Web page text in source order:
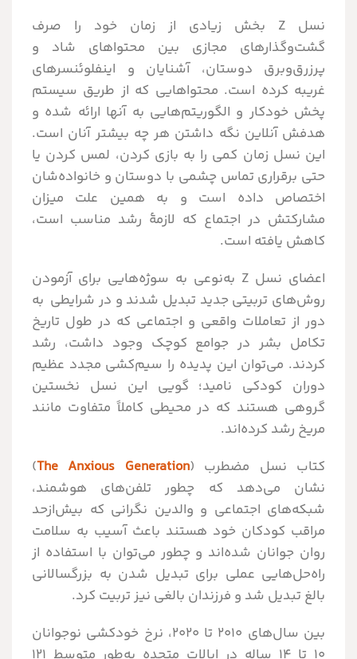
نسل Z بخش زیادی از زمان خود را صرف
گشت‌وگذارهای مجازی بین محتواهای شاد و
پرزرق‌وبرق دوستان، آشنایان و اینفلوئنسرهای
غریبه کرده است. محتواهایی که از طریق سیستم
پخش خودکار و الگوریتم‌هایی به آنها ارائه شده و
هدفش آنلاین نگه داشتن هر چه بیشتر آنان است.
این نسل زمان کمی را به بازی کردن، لمس کردن یا
حتی برقراری تماس چشمی با دوستان و خانواده‌شان
اختصاص داده است و به همین علت میزان
مشارکتش در اجتماع که لازمۀ رشد مناسب است،
کاهش یافته است.
اعضای نسل Z به‌نوعی به سوژه‌هایی برای آزمودن
روش‌های تربیتی جدید تبدیل شدند و در شرایطی به
دور از تعاملات واقعی و اجتماعی که در طول تاریخ
تکامل بشر در جوامع کوچک وجود داشت، رشد
کردند. می‌توان این پدیده را سیم‌کشی مجدد عظیم
دوران کودکی نامید؛ گویی این نسل نخستین
گروهی هستند که در محیطی کاملاً متفاوت مانند
مریخ رشد کرده‌اند.
کتاب نسل مضطرب (The Anxious Generation
)
نشان می‌دهد که چطور تلفن‌های هوشمند،
شبکه‌های اجتماعی و والدین نگرانی که بیش‌ازحد
مراقب کودکان خود هستند باعث آسیب به سلامت
روان جوانان شده‌اند و چطور می‌توان با استفاده از
راه‌حل‌هایی عملی برای تبدیل شدن به بزرگسالانی
بالغ تبدیل شد و فرزندان بالغی نیز تربیت کرد.
بین سال‌های 2010 تا 2020، نرخ خودکشی نوجوانان